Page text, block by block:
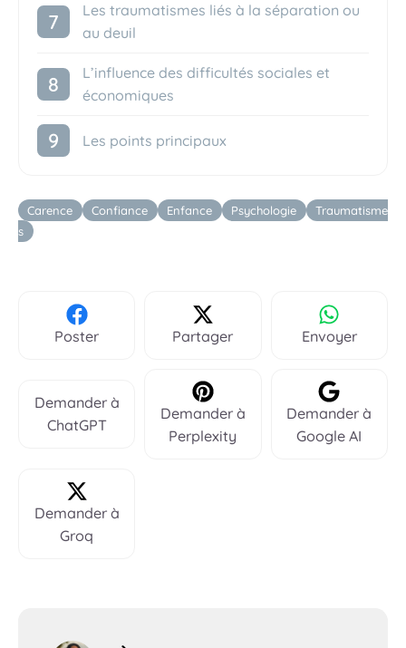
Les traumatismes liés à la séparation ou
au deuil
L’influence des difficultés sociales et
économiques
Les points principaux
Étiquettes
Carence Confiance Enfance Psychologie
Traumatisme
s
Poster Partager Envoyer
Demander à
ChatGPT
Demander à
Perplexity
Demander à
Google AI
Demander à
Groq